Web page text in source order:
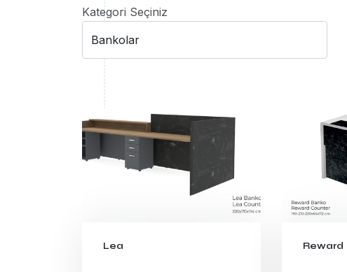
Kategori Seçiniz
Lea Reward